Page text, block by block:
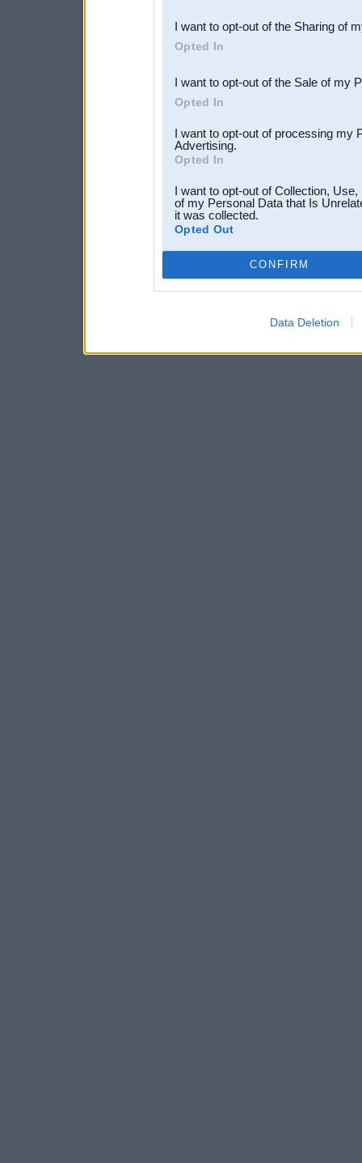
Downstream Participants
third parties.
I want to opt-out of the Sharing of
Opted In
I want to opt-out of the Sale of my
Opted In
I want to opt-out of processing my
Advertising.
Opted In
I want to opt-out of Collection,
of my Personal Data that Is
it was collected.
Opted Out
CONFIRM
Data Deletion